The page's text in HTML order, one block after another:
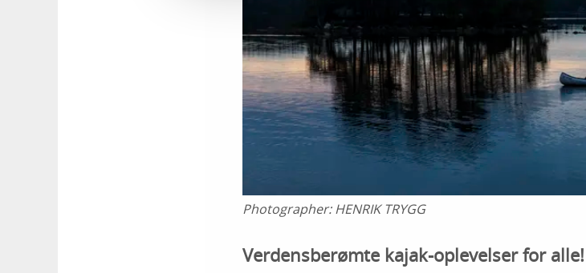
Photographer:HENRIK TRYGG
Verdensberømte kajak-oplevelser for alle!